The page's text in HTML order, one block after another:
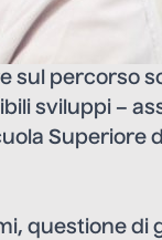
sul percorso
sviluppi –
Superiore
questione di